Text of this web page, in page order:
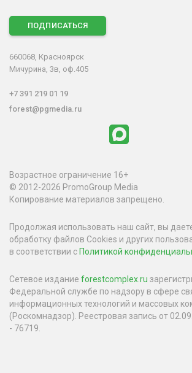
ПОДПИСАТЬСЯ
660068, Красноярск
Мичурина, 3в, оф.405
+7 391 219 01 19
forest@pgmedia.ru
Возрастное ограничение 16+
© 2012-2026 PromoGroup Media
Копирование материалов запрещено.
Продолжая использовать наш сайт, вы
обработку файлов Cookies и других
в соответствии с Политикой
Сетевое издание forestcomplex.ru
Федеральной службе по надзору в сфере
информационных технологий и массовых
(Роскомнадзор). Реестровая запись от
- 76719.